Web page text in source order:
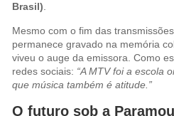
Brasil)
Mesmo com o fim das
permanece gravado na memória
viveu o auge da emissora. Como
redes sociais: “A MTV foi a escola
que música também é atitude.”
O futuro sob a